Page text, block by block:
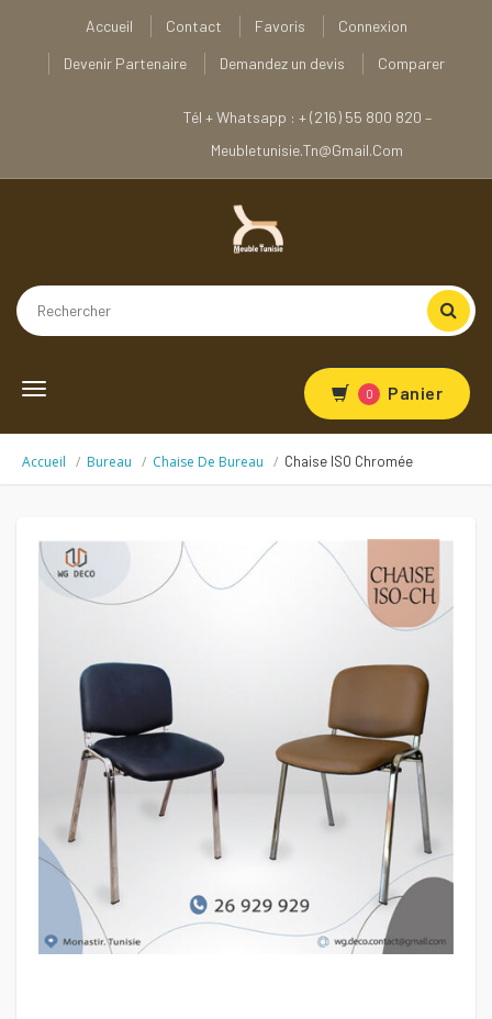
Accueil Contact Favoris
Connexion
Devenir Partenaire
Demandez un devis Comparer
Tél + Whatsapp : + (216) 55 800 820 –
Meubletunisie.tn@gmail.com
Toggle
0 Panier
Accueil Bureau Chaise De Bureau Chaise ISO Chromée